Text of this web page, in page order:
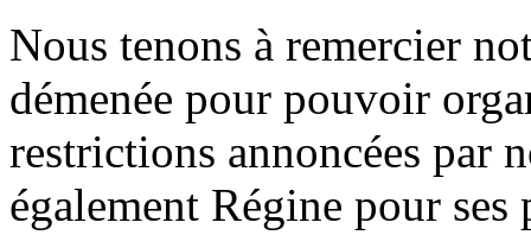
Nous tenons à remercier
démenée pour pouvoir
restrictions annoncées par
également Régine pour